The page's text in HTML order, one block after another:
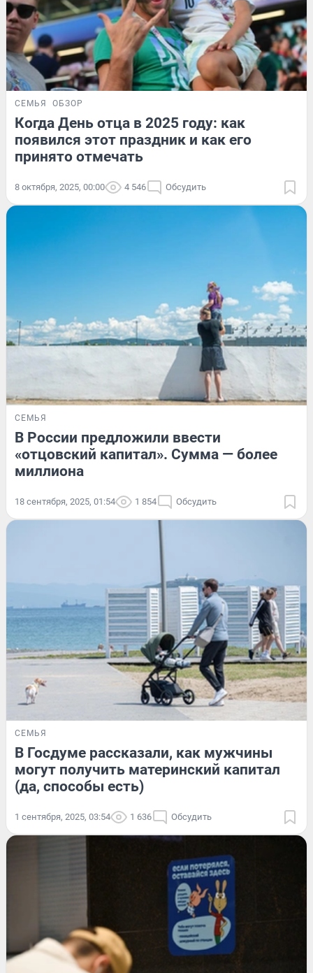
СЕМЬЯ ОБЗОР
Когда День отца в 2025 году: как
появился этот праздник и как его
принято отмечать
8 октября, 2025, 00:00 4 546 Обсудить
СЕМЬЯ
В России предложили ввести
«отцовский капитал». Сумма — более
миллиона
18 сентября, 2025, 01:54 1 854 Обсудить
СЕМЬЯ
В Госдуме рассказали, как мужчины
могут получить материнский капитал
(да, способы есть)
1 сентября, 2025, 03:54 1 636 Обсудить